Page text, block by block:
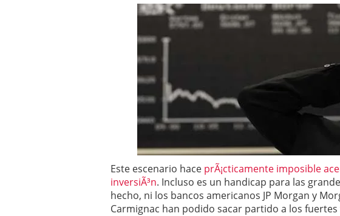
Seguros de convenio en pymes: la
descubren cuando ya es demasiado
ReseÃ±a de SIFX: Lo Que Deben Saber
Crear empresa online vs proceso
CÃ³mo afrontar una baja mÃ©dica
26/05/2026
Este escenario hace prÃ¡cticamente imposible
inversiÃ³n. Incluso es un handicap para las
hecho, ni los bancos americanos JP Morgan y
Carmignac han podido sacar partido a los fuertes